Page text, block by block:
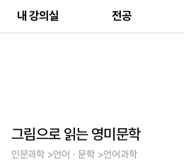
내 강의실 전공
그림으로 읽는 영미문학
인문과학 >언어ㆍ문학 >언어과학